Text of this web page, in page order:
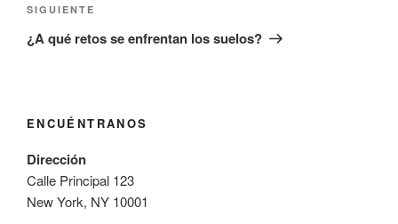
Siguiente
entrada
SIGUIENTE
¿A qué retos se enfrentan los suelos?
ENCUÉNTRANOS
Dirección
Calle Principal 123
New York, NY 10001